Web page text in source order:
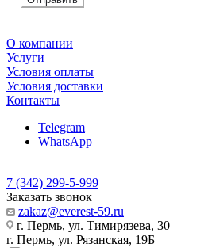
О компании
Услуги
Условия оплаты
Условия доставки
Контакты
Telegram
WhatsApp
7 (342) 299-5-999
Заказать звонок
zakaz@everest-59.ru
г. Пермь, ул. Тимирязева, 30
г. Пермь, ул. Рязанская, 19Б